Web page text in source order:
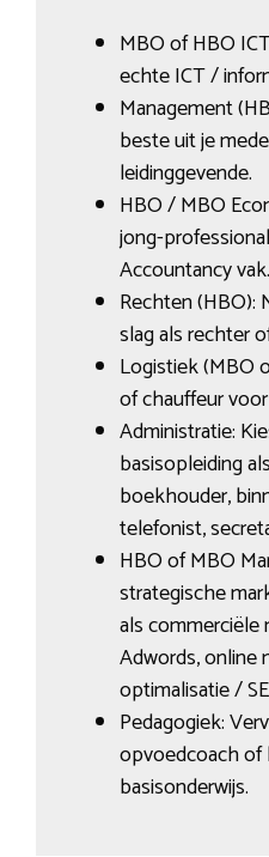
MBO of HBO
echte ICT /
Management
beste uit je
leidinggevende.
HBO / MBO
jong-
Accountancy vak.
Rechten (HBO):
slag als rechter
Logistiek (MBO
of chauffeur
Administratie:
basisopleiding
boekhouder,
telefonist,
HBO of MBO
strategische
als commerciële
Adwords, online
optimalisatie /
Pedagogiek:
opvoedcoach of
basisonderwijs.